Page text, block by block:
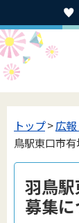
トップ>広
鳥駅東口市
羽鳥
募集